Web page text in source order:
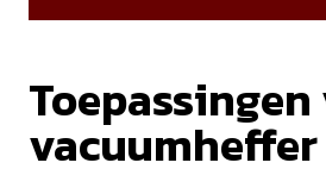
vacuumheffer